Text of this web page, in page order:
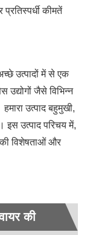
कीमतें
उत्पादों में से एक
जैसे विभिन्न
उत्पाद बहुमुखी,
उत्पाद परिचय में,
विशेषताओं और
की